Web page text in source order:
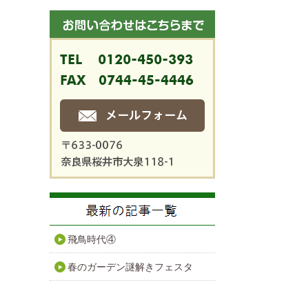
飛鳥時代④
春のガーデン謎解きフェスタ